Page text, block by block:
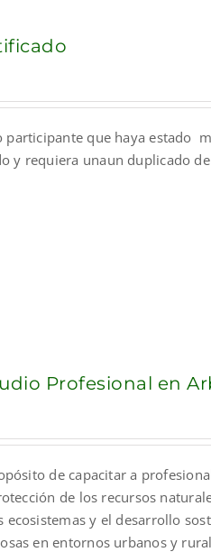
participante que haya estado
y requiera unaun duplicado
Profesional en
de capacitar a
de los recursos
ecosistemas y el desarrollo
en entornos urbanos y